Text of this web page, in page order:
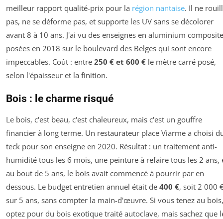
meilleur rapport qualité-prix pour la région nantaise. Il ne
pas, ne se déforme pas, et supporte les UV sans se décolorer
avant 8 à 10 ans. J'ai vu des enseignes en aluminium composite
posées en 2018 sur le boulevard des Belges qui sont encore
impeccables. Coût : entre 250 € et 600 € le mètre carré posé,
selon l'épaisseur et la finition.
Bois : le charme risqué
Le bois, c'est beau, c'est chaleureux, mais c'est un gouffre
financier à long terme. Un restaurateur place Viarme a choisi
teck pour son enseigne en 2020. Résultat : un traitement anti-
humidité tous les 6 mois, une peinture à refaire tous les 2 ans,
au bout de 5 ans, le bois avait commencé à pourrir par en
dessous. Le budget entretien annuel était de 400 €, soit 2 000
sur 5 ans, sans compter la main-d'œuvre. Si vous tenez au bois,
optez pour du bois exotique traité autoclave, mais sachez que